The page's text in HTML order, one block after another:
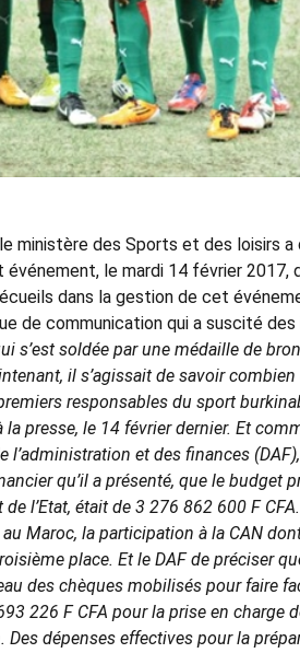
le ministère des Sports et des loisirs
le mardi 14 février 2017,
dans la gestion de cet
de communication qui a suscité des
s’est soldée par une médaille de
il s’agissait de savoir
responsables du sport
presse, le 14 février dernier. Et
l’administration et des finances
qu’il a présenté, que le budget
l’Etat, était de 3 276 862 600 F
Maroc, la participation à la CAN
place. Et le DAF de préciser
des chèques mobilisés pour faire
226 F CFA pour la prise en charge
dépenses effectives pour la